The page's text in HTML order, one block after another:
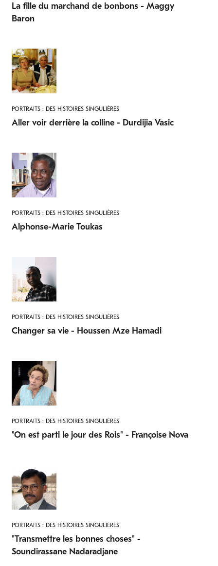
La fille du marchand de bonbons - Maggy
Baron
PORTRAITS : DES HISTOIRES SINGULIÈRES
Aller voir derrière la colline - Durdijia Vasic
PORTRAITS : DES HISTOIRES SINGULIÈRES
Alphonse-Marie Toukas
PORTRAITS : DES HISTOIRES SINGULIÈRES
Changer sa vie - Houssen Mze Hamadi
PORTRAITS : DES HISTOIRES SINGULIÈRES
"On est parti le jour des Rois" - Françoise Nova
PORTRAITS : DES HISTOIRES SINGULIÈRES
"Transmettre les bonnes choses" -
Soundirassane Nadaradjane